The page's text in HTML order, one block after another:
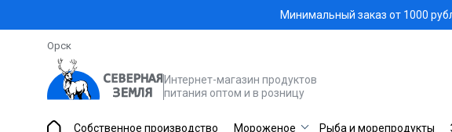
Минимальный заказ от 1000
Орск
Интернет-магазин продуктов
питания оптом и в розницу
Собственное производство Мороженое Рыба и морепродукты